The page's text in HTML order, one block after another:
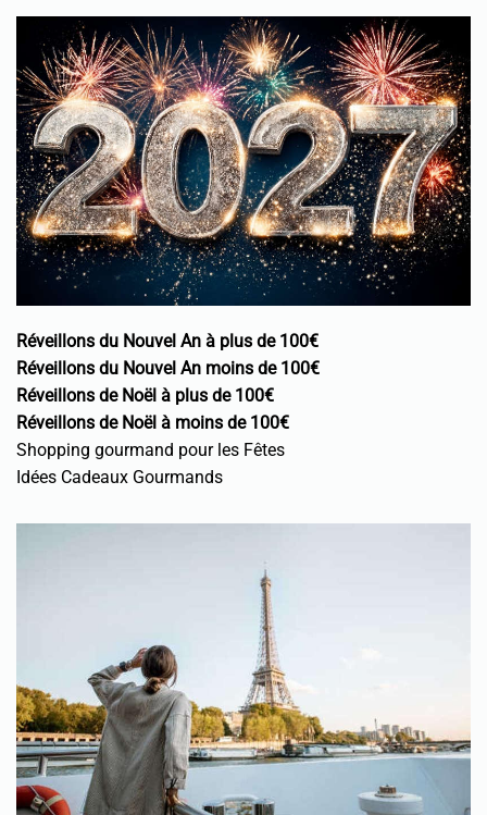
Réveillons du Nouvel An à plus de 100€
Réveillons du Nouvel An moins de 100€
Réveillons de Noël à plus de 100€
Réveillons de Noël à moins de 100€
Shopping gourmand pour les Fêtes
Idées Cadeaux Gourmands